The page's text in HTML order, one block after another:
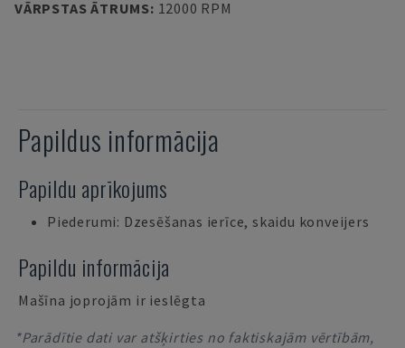
VĀRPSTAS ĀTRUMS: 12000 RPM
Papildus informācija
Papildu aprīkojums
Piederumi: Dzesēšanas ierīce, skaidu konveijers
Papildu informācija
Mašīna joprojām ir ieslēgta
*Parādītie dati var atšķirties no faktiskajām vērtībām,